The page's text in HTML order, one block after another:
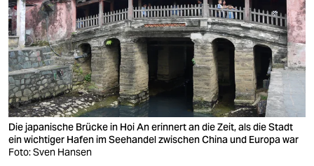
Zeit zum Ausruhen oder zum privaten
Stadtbummel
Abendessen und Austausch mit einem
zurückgekehrten Auslandsvietnamesen oder
Geschäftsmann/-frau über persönliche
Erfahrungen mit Vietnams Entwicklungen
4. Tag(Ho-Chi-Minh-City und Mekong-Delta/Ben
Die japanische Brücke in Hoi An erinnert an die Zeit, als die Stadt
ein wichtiger Hafen im Seehandel zwischen China und Europa war
Foto: Sven Hansen